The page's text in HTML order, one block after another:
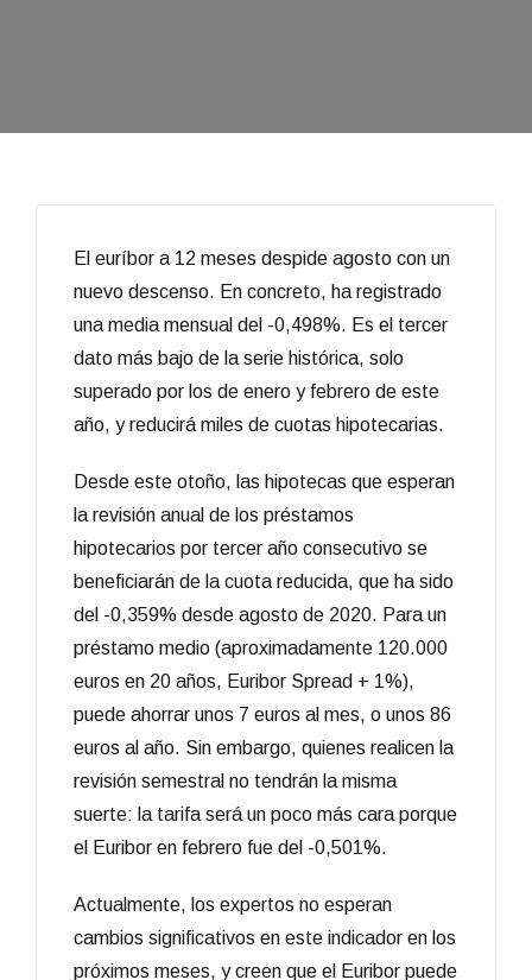
El euríbor a 12 meses despide agosto con un
nuevo descenso. En concreto, ha registrado
una media mensual del -0,498%. Es el tercer
dato más bajo de la serie histórica, solo
superado por los de enero y febrero de este
año, y reducirá miles de cuotas hipotecarias.
Desde este otoño, las hipotecas que esperan
la revisión anual de los préstamos
hipotecarios por tercer año consecutivo se
beneficiarán de la cuota reducida, que ha sido
del -0,359% desde agosto de 2020. Para un
préstamo medio (aproximadamente 120.000
euros en 20 años, Euribor Spread + 1%),
puede ahorrar unos 7 euros al mes, o unos 86
euros al año. Sin embargo, quienes realicen la
revisión semestral no tendrán la misma
suerte: la tarifa será un poco más cara porque
el Euribor en febrero fue del -0,501%.
Actualmente, los expertos no esperan
cambios significativos en este indicador en los
próximos meses, y creen que el Euribor puede